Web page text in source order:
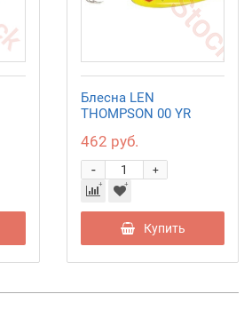
Блесна LEN
THOMPSON 00 YR
462 руб.
+
-
Купить